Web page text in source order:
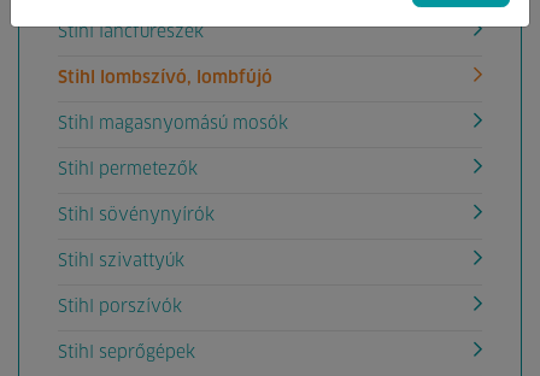
Stihl láncfűrészek
Stihl lombszívó, lombfújó
Stihl magasnyomású mosók
Stihl permetezők
Stihl sövénynyírók
Stihl szivattyúk
Stihl porszívók
Stihl seprőgépek